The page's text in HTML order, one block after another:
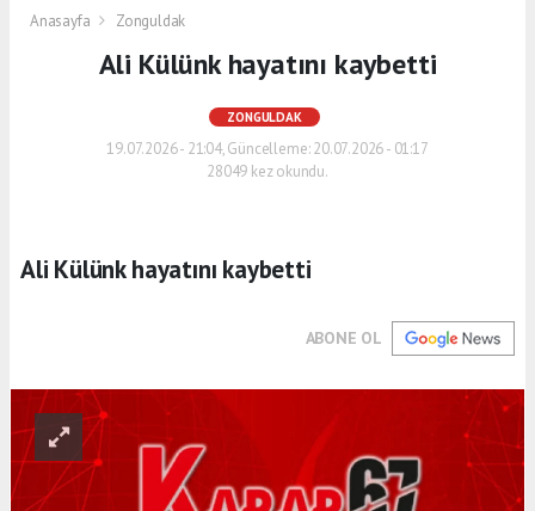
Anasayfa Zonguldak
Ali Külünk hayatını kaybetti
ZONGULDAK
19.07.2026 - 21:04, Güncelleme: 20.07.2026 - 01:17
28049 kez okundu.
Ali Külünk hayatını kaybetti
ABONE OL